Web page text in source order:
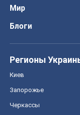
Мир
Блоги
Регионы
Киев
Запорожье
Черкассы